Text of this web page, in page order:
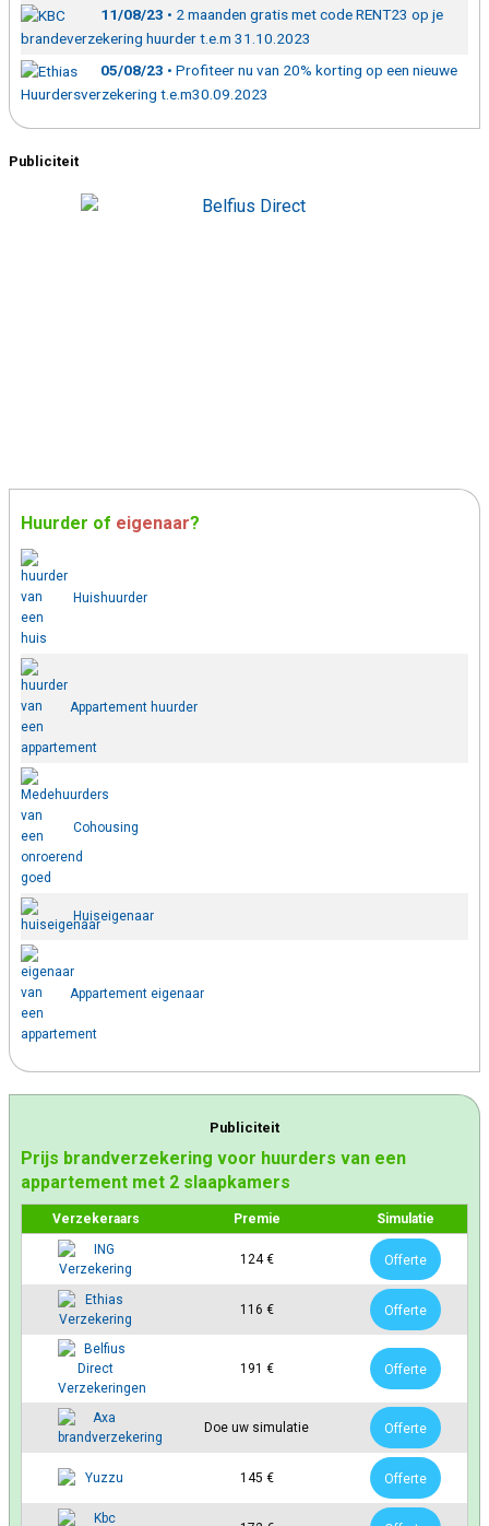
11/08/23 • 2 maanden gratis met code RENT23 op je
brandeverzekering huurder t.e.m 31.10.2023
05/08/23 • Profiteer nu van 20% korting op een nieuwe
Huurdersverzekering t.e.m30.09.2023
Publiciteit
Huurder of eigenaar?
Huishuurder
Appartement huurder
Cohousing
Huiseigenaar
Appartement eigenaar
Publiciteit
Prijs brandverzekering voor huurders van een
appartement met 2 slaapkamers
Verzekeraars Premie Simulatie
124 € Offerte
116 € Offerte
191 € Offerte
Doe uw simulatie Offerte
145 € Offerte